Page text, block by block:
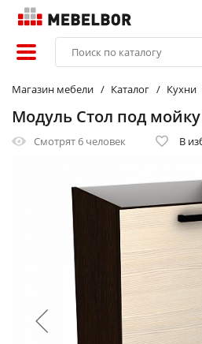
Магазин мебели Каталог Кухни
Модуль Стол под
Смотрят6 человек В